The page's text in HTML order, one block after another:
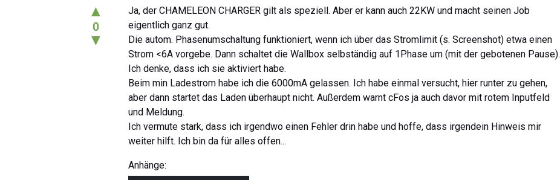
▲
0
▼
Ja, der CHAMELEON CHARGER gilt als speziell. Aber er kann auch 22KW und macht seinen Job
eigentlich ganz gut.
Die autom. Phasenumschaltung funktioniert, wenn ich über das Stromlimit (s. Screenshot) etwa einen
Strom <6A vorgebe. Dann schaltet die Wallbox selbständig auf 1Phase um (mit der gebotenen Pause).
Ich denke, dass ich sie aktiviert habe.
Beim min Ladestrom habe ich die 6000mA gelassen. Ich habe einmal versucht, hier runter zu gehen,
aber dann startet das Laden überhaupt nicht. Außerdem warnt cFos ja auch davor mit rotem Inputfeld
und Meldung.
Ich vermute stark, dass ich irgendwo einen Fehler drin habe und hoffe, dass irgendein Hinweis mir
weiter hilft. Ich bin da für alles offen...
Anhänge: